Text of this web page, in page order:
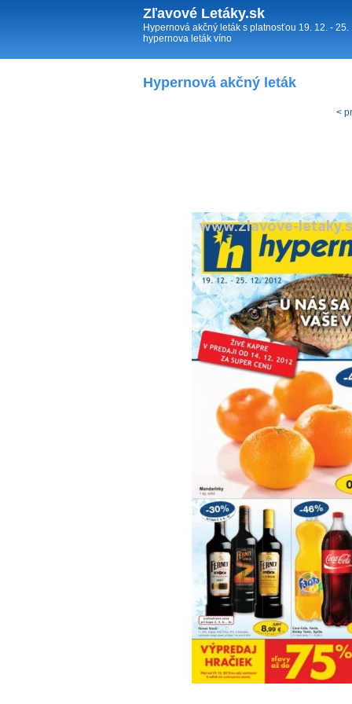
Zľavové Letáky.sk
Hypernová akčný leták s platnosťou 19. 12. -
hypernova leták víno
Hypernová akčný leták
<